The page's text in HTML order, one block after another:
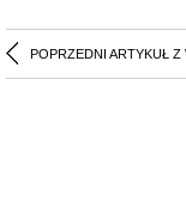
POPRZEDNI ARTYKUŁ Z